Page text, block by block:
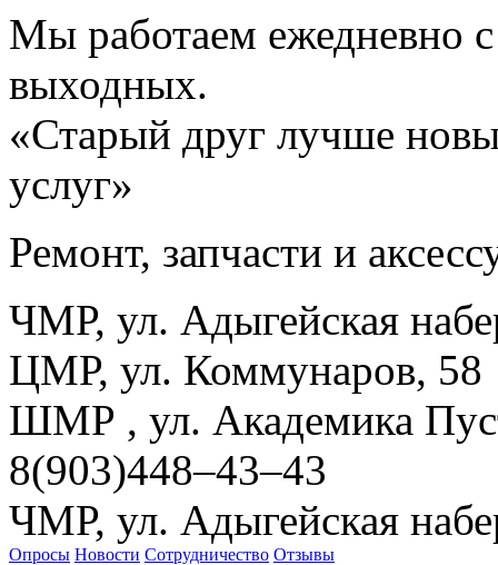
Мы работаем ежедневно
выходных.
«Старый друг лучше
услуг»
Ремонт, запчасти и
ЧМР, ул. Адыгейская
ЦМР, ул. Коммунаров, 58
ШМР , ул. Академика
8(903)448–43–43
ЧМР, ул. Адыгейская
Опросы Новости Сотрудничество Отзывы